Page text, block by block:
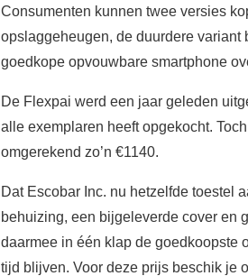
Consumenten kunnen twee versies
opslaggeheugen, de duurdere variant
goedkope opvouwbare smartphone
De Flexpai werd een jaar geleden
alle exemplaren heeft opgekocht.
omgerekend zo’n €1140.
Dat Escobar Inc. nu hetzelfde toestel
behuizing, een bijgeleverde cover en
daarmee in één klap de goedkoopste
tijd blijven. Voor deze prijs beschik je